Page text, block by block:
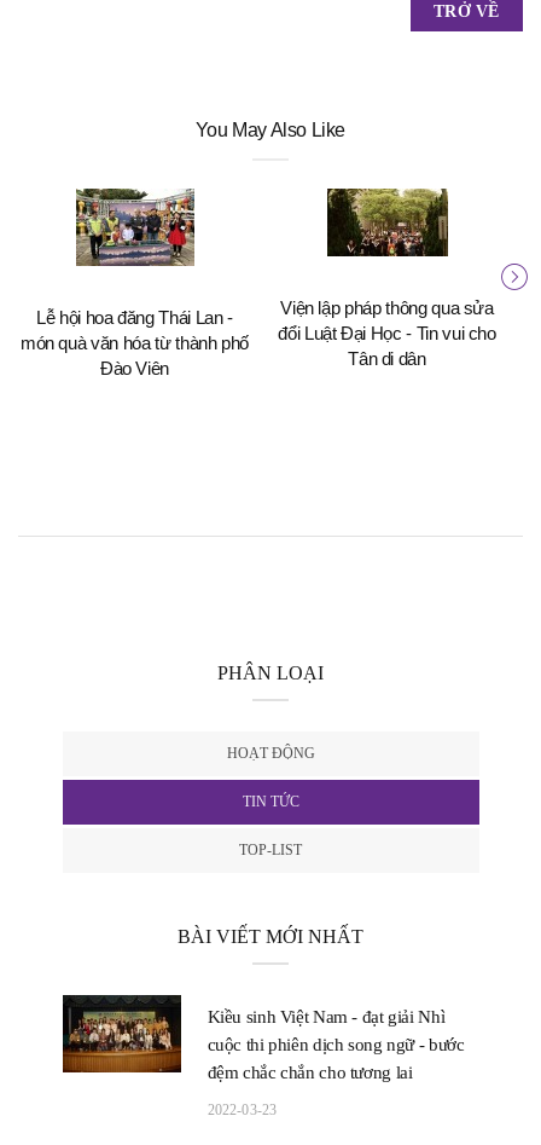
TRỞ VỀ
You May Also Like
Lễ hội hoa đăng Thái Lan -
món quà văn hóa từ thành phố
Đào Viên
Viện lập pháp thông qua sửa
đổi Luật Đại Học - Tin vui cho
Tân di dân
PHÂN LOẠI
HOẠT ĐỘNG
TIN TỨC
TOP-LIST
BÀI VIẾT MỚI NHẤT
Kiều sinh Việt Nam - đạt giải Nhì
cuộc thi phiên dịch song ngữ - bước
đệm chắc chắn cho tương lai
2022-03-23